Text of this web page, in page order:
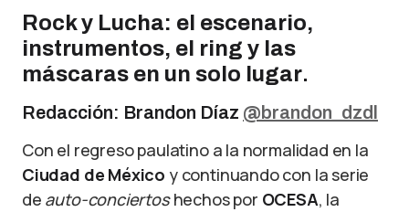
Rock y Lucha: el escenario,
instrumentos, el ring y las
máscaras en un solo lugar.
Redacción: Brandon Díaz @brandon_dzdl
Con el regreso paulatino a la normalidad en la
Ciudad de México y continuando con la serie
de auto-conciertoshechos por OCESA, la